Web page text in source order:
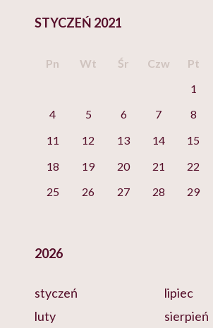
STYCZEŃ 2021
Pn Wt Śr Czw Pt
1
4
5 6 7 8
11
12 13 14 15
18
19 20 21 22
25
26 27 28 29
2026
styczeń
luty
lipiec
sierpień